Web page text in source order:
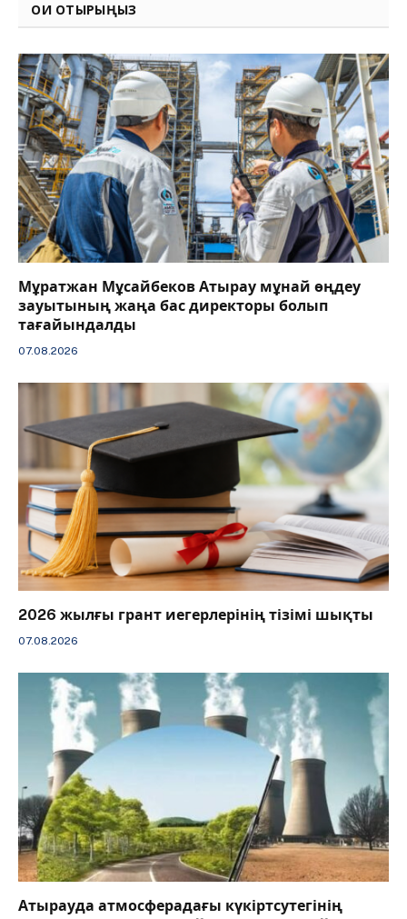
ОҚИ ОТЫРЫҢЫЗ
Мұратжан Мұсайбеков Атырау мұнай өңдеу
зауытының жаңа бас директоры болып
тағайындалды
07.08.2026
2026 жылғы грант иегерлерінің тізімі шықты
07.08.2026
Атырауда атмосферадағы күкіртсутегінің